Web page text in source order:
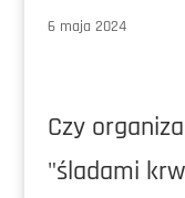
6 maja 2024
Czy
"śladami